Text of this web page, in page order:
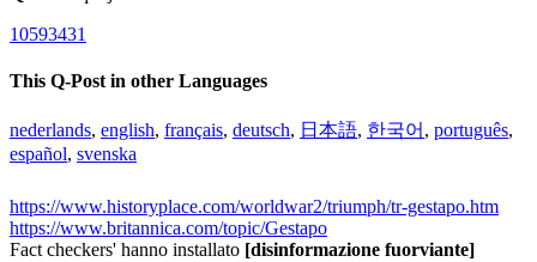
10593431
This Q-Post in other Languages
nederlands, english, français, deutsch, 日本語, 한국어 , português,
español, svenska
https://www.historyplace.com/worldwar2/triumph/tr-gestapo.htm
https://www.britannica.com/topic/Gestapo
Fact checkers' hanno installato [disinformazione fuorviante]